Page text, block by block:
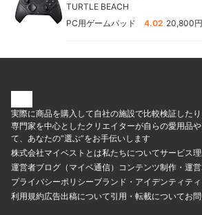
TURTLE BEACH
PC用ゲームパッド
4.02 20,800円
実際に商品を購入して自社の施設で比較検証したり
専門家を中心としたクリエイターが自らの愛用品
て、あなたの“選ぶ”をお手伝いします
株式会社マイベストとは私たちについてサービス
運営者ブログ（マイベ通信） コンテンツ制作・運
プライバシーポリシーブランド・アイデンティティ
利用規約広告出稿について引用・転載についてお